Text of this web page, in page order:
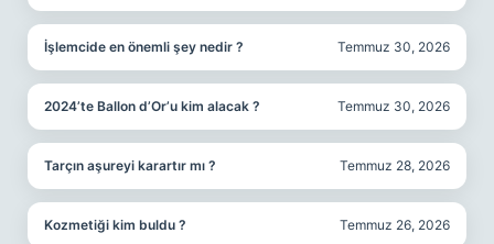
İşlemcide en önemli şey nedir ? Temmuz 30, 2026
2024’te Ballon d’Or’u kim alacak ? Temmuz 30, 2026
Tarçın aşureyi karartır mı ? Temmuz 28, 2026
Kozmetiği kim buldu ? Temmuz 26, 2026